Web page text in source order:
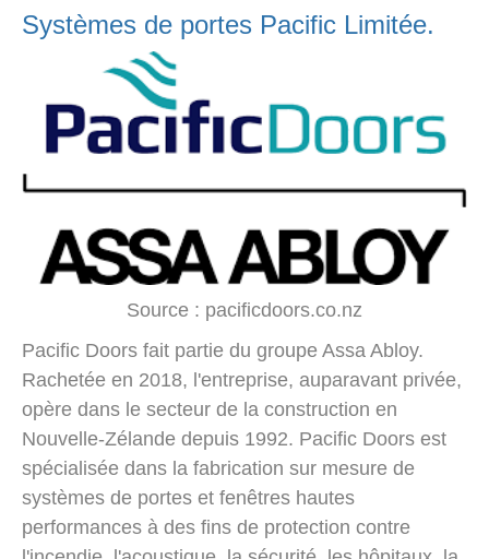
Systèmes de portes Pacific Limitée.
Source : pacificdoors.co.nz
Pacific Doors fait partie du groupe Assa Abloy.
Rachetée en 2018, l'entreprise, auparavant privée,
opère dans le secteur de la construction en
Nouvelle-Zélande depuis 1992. Pacific Doors est
spécialisée dans la fabrication sur mesure de
systèmes de portes et fenêtres hautes
performances à des fins de protection contre